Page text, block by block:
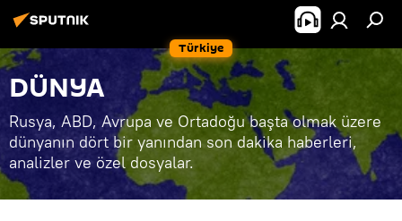
Türkiye
DÜNYA
Rusya, ABD, Avrupa ve Ortadoğu başta olmak üzere
dünyanın dört bir yanından son dakika haberleri,
analizler ve özel dosyalar.